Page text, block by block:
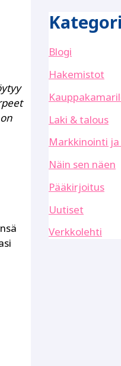
Blogi
Hakemistot
Laki & talous
Markkinointi
Näin sen näen
Pääkirjoitus
Uutiset
Verkkolehti